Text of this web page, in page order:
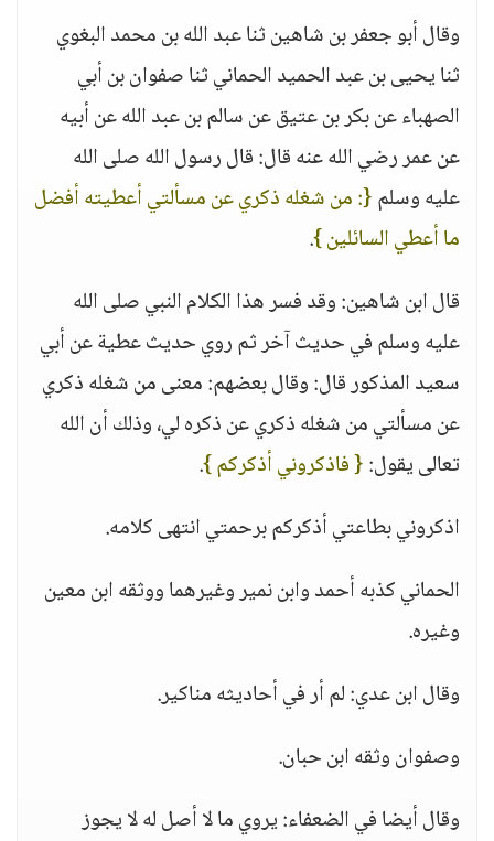
وقال أبو جعفر بن شاهين ثنا عبد الله بن محمد البغوي
ثنا يحيى بن عبد الحميد الحماني ثنا صفوان بن أبي
الصهباء عن بكر بن عتيق عن سالم بن عبد الله عن أبيه
عن عمر رضي الله عنه قال: قال رسول الله صلى الله
عليه وسلم{: من شغله ذكري عن مسألتي أعطيته أفضل
ما أعطي السائلين }.
قال ابن شاهين: وقد فسر هذا الكلام النبي صلى الله
عليه وسلم في حديث آخر ثم روي حديث عطية عن أبي
سعيد المذكور قال: وقال بعضهم: معنى من شغله ذكري
عن مسألتي من شغله ذكري عن ذكره لي، وذلك أن الله
تعالى يقول:{ فاذكروني أذكركم }.
اذكروني بطاعتي أذكركم برحمتي انتهى كلامه.
الحماني كذبه أحمد وابن نمير وغيرهما ووثقه ابن معين
وغيره.
وقال ابن عدي: لم أر في أحاديثه مناكير.
وصفوان وثقه ابن حبان.
وقال أيضا في الضعفاء: يروي ما لا أصل له لا يجوز